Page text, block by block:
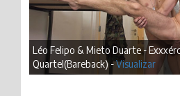
Léo Felipo & Mieto Duarte -
Quartel(Bareback) -Visualizar